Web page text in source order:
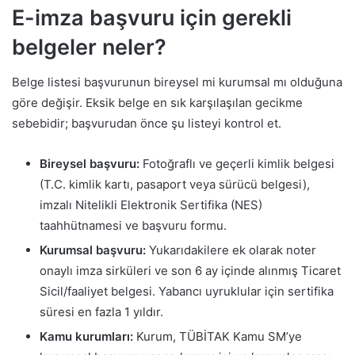
E-imza başvuru için gerekli
belgeler neler?
Belge listesi başvurunun bireysel mi kurumsal mı olduğuna
göre değişir. Eksik belge en sık karşılaşılan gecikme
sebebidir; başvurudan önce şu listeyi kontrol et.
Bireysel başvuru: Fotoğraflı ve geçerli kimlik belgesi
(T.C. kimlik kartı, pasaport veya sürücü belgesi),
imzalı Nitelikli Elektronik Sertifika (NES)
taahhütnamesi ve başvuru formu.
Kurumsal başvuru: Yukarıdakilere ek olarak noter
onaylı imza sirküleri ve son 6 ay içinde alınmış Ticaret
Sicil/faaliyet belgesi. Yabancı uyruklular için sertifika
süresi en fazla 1 yıldır.
Kamu kurumları: Kurum, TÜBİTAK Kamu SM’ye